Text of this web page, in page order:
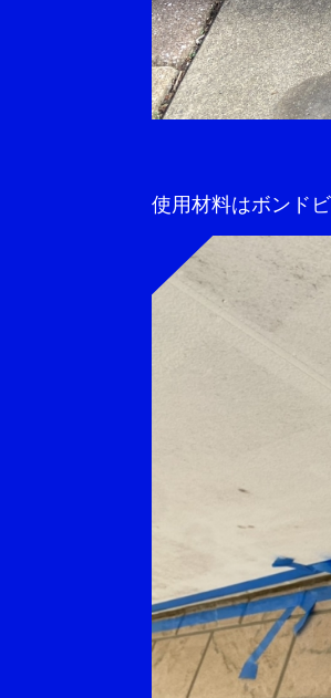
使用材料はボンド